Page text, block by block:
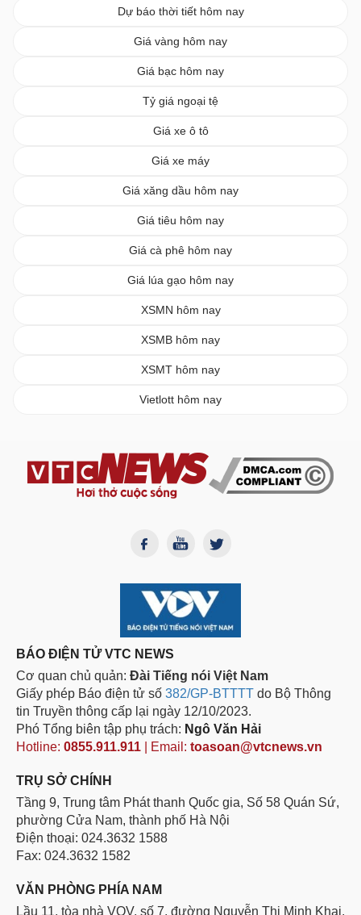
Dự báo thời tiết hôm nay
Giá vàng hôm nay
Giá bạc hôm nay
Tỷ giá ngoại tệ
Giá xe ô tô
Giá xe máy
Giá xăng dầu hôm nay
Giá tiêu hôm nay
Giá cà phê hôm nay
Giá lúa gạo hôm nay
XSMN hôm nay
XSMB hôm nay
XSMT hôm nay
Vietlott hôm nay
BÁO ĐIỆN TỬ VTC NEWS
Cơ quan chủ quản: Đài Tiếng nói Việt Nam
Giấy phép Báo điện tử số 382/GP-BTTTT do Bộ Thông
tin Truyền thông cấp lại ngày 12/10/2023.
Phó Tổng biên tập phụ trách: Ngô Văn Hải
Hotline: 0855.911.911 | Email: toasoan@vtcnews.vn
TRỤ SỞ CHÍNH
Tầng 9, Trung tâm Phát thanh Quốc gia, Số 58 Quán Sứ,
phường Cửa Nam, thành phố Hà Nội
Điện thoại: 024.3632 1588
Fax: 024.3632 1582
VĂN PHÒNG PHÍA NAM
Lầu 11, tòa nhà VOV, số 7, đường Nguyễn Thị Minh Khai,